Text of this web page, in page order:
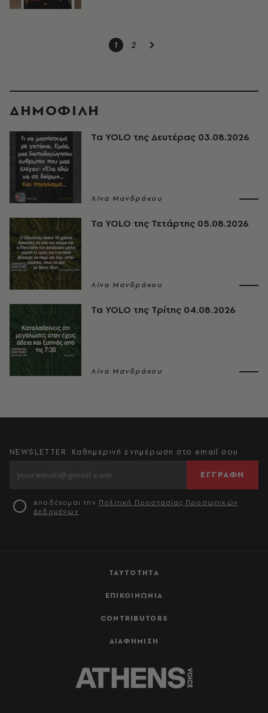
1 2
ΔΗΜΟΦΙΛΗ
Τα YOLO της Δευτέρας 03.08.2026
Λίνα Μανδράκου
Τα YOLO της Τετάρτης 05.08.2026
Λίνα Μανδράκου
Τα YOLO της Τρίτης 04.08.2026
Λίνα Μανδράκου
ΤΑΥΤΟΤΗΤΑ
ΕΠΙΚΟΙΝΩΝΙΑ
CONTRIBUTORS
ΔΙΑΦΗΜΙΣΗ
NEWSLETTER: Καθημερινή ενημέρωση στο email σου
ΕΓΓΡΑΦΗ
Αποδέχομαι την Πολιτική Προστασίας Προσωπικών
Δεδομένων